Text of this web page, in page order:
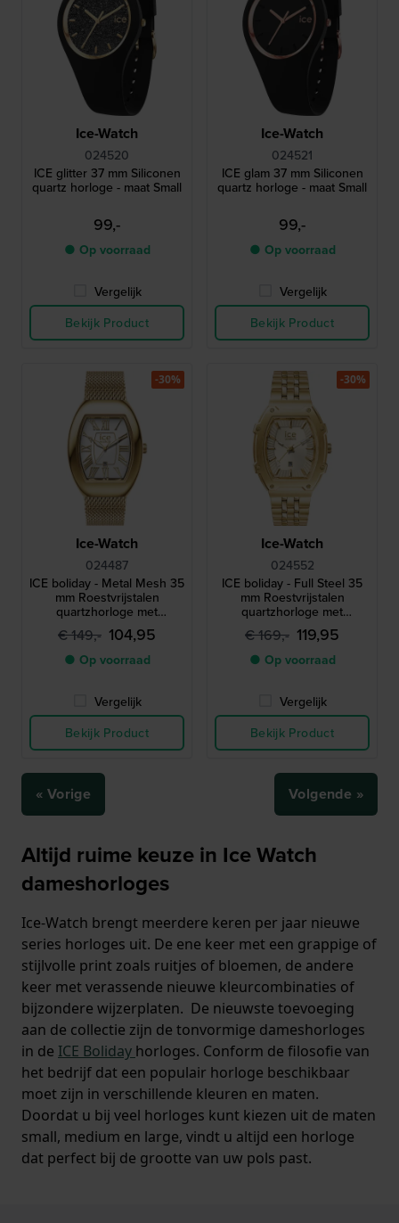
Ice-Watch
024520
ICE glitter 37 mm Siliconen
quartz horloge - maat Small
99,-
● Op voorraad
Vergelijk
Bekijk Product
Ice-Watch
024521
ICE glam 37 mm Siliconen
quartz horloge - maat Small
99,-
● Op voorraad
Vergelijk
Bekijk Product
Ice-Watch
024487
ICE boliday - Metal Mesh 35
mm Roestvrijstalen
quartzhorloge met
schakelarmband - Maat
Small
€ 149,- 104,95
● Op voorraad
Vergelijk
Bekijk Product
-30%
Ice-Watch
024552
ICE boliday - Full Steel 35
mm Roestvrijstalen
quartzhorloge met
geborstelde afwerking -
Maat Small
€ 169,- 119,95
● Op voorraad
Vergelijk
Bekijk Product
-30%
« Vorige Volgende »
Altijd ruime keuze in Ice Watch
dameshorloges
Ice-Watch brengt meerdere keren per jaar nieuwe
series horloges uit. De ene keer met een grappige of
stijlvolle print zoals ruitjes of bloemen, de andere
keer met verassende nieuwe kleurcombinaties of
bijzondere wijzerplaten. De nieuwste toevoeging
aan de collectie zijn de tonvormige dameshorloges
in de ICE Boliday horloges. Conform de filosofie van
het bedrijf dat een populair horloge beschikbaar
moet zijn in verschillende kleuren en maten.
Doordat u bij veel horloges kunt kiezen uit de maten
small, medium en large, vindt u altijd een horloge
dat perfect bij de grootte van uw pols past.